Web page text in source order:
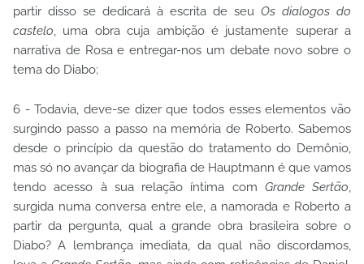
partir disso se dedicará à escrita de seu Os dialogos do
castelo, uma obra cuja ambição é justamente superar a
narrativa de Rosa e entregar-nos um debate novo sobre o
tema do Diabo;
6 - Todavia, deve-se dizer que todos esses elementos vão
surgindo passo a passo na memória de Roberto. Sabemos
desde o princípio da questão do tratamento do Demônio,
mas só no avançar da biografia de Hauptmann é que vamos
tendo acesso à sua relação íntima com Grande Sertão,
surgida numa conversa entre ele, a namorada e Roberto a
partir da pergunta, qual a grande obra brasileira sobre o
Diabo? A lembrança imediata, da qual não discordamos,